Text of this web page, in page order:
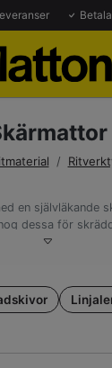
/
en självläkande
dessa för
att använda som
i olika
skärmatta i A2,